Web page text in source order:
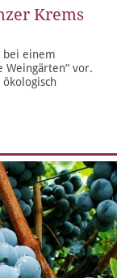
Krems
bei einem
vor.